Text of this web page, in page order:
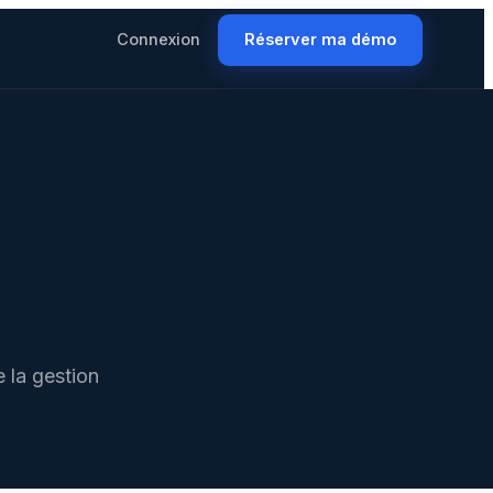
Connexion Réserver ma démo
la gestion